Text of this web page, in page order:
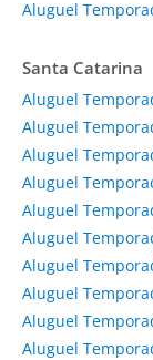
Aluguel
Santa Catarina
Aluguel
Aluguel
Aluguel
Aluguel
Aluguel
Aluguel
Aluguel
Aluguel
Aluguel
Aluguel